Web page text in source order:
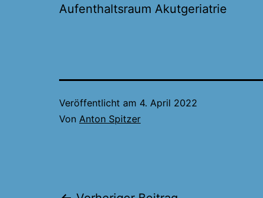
Aufenthaltsraum Akutgeriatrie
Veröffentlicht am 4. April 2022
Von Anton Spitzer